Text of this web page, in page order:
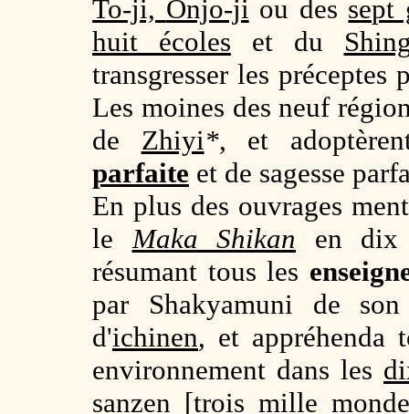
To-ji, Onjo-ji ou des sept
huit écoles et du
transgresser les
Les moines des neuf
de Zhiyi*, et
parfaite et de sagesse
En plus des ouvrages
leMaka Shikan en dix
résumant tous les
par Shakyamuni de
d'ichinen, et appréhenda
environnement dans les
sanzen [trois mille